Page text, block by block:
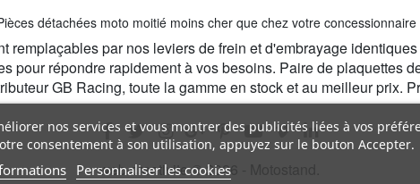
nos services et vous montrer des publicités liées à vos
consentement à son utilisation, appuyez sur le bouton Accepter.
Personnaliser les cookies
détachées moto moitié moins cher que chez votre concessionnaire
remplaçables par nos leviers de frein et d'embrayage
pour répondre rapidement à vos besoins. Paire de plaquettes
GB Racing, toute la gamme en stock et au meilleur prix.
web-creativite © 2026 - Motostand.